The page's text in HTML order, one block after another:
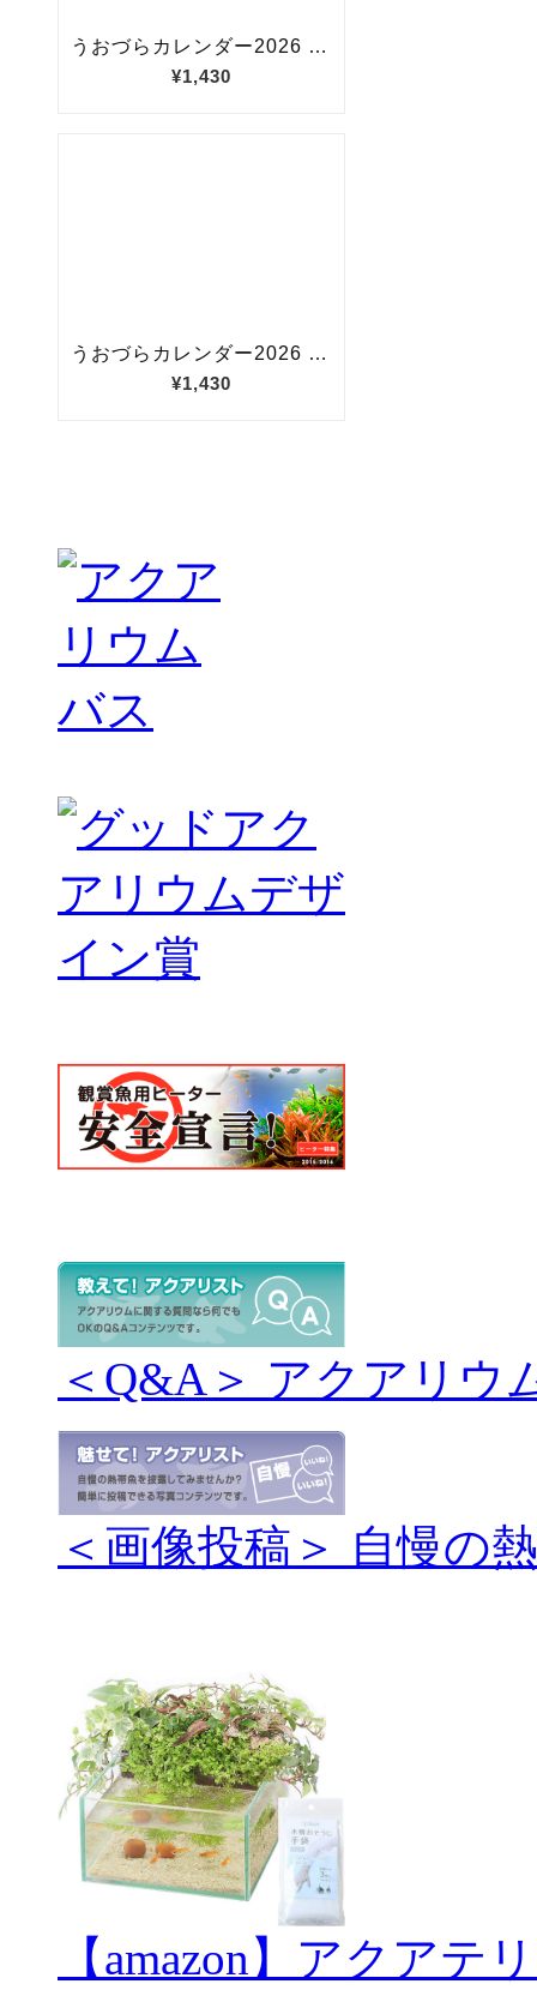
＜Q&A＞ アクアリウ
＜画像投稿＞ 自慢の
【amazon】アクアテ